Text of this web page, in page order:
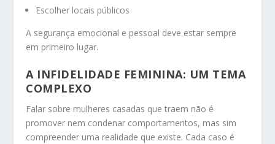
Escolher locais públicos
A segurança emocional e pessoal deve estar sempre
em primeiro lugar.
A INFIDELIDADE FEMININA: UM TEMA
COMPLEXO
Falar sobre mulheres casadas que traem não é
promover nem condenar comportamentos, mas sim
compreender uma realidade que existe. Cada caso é